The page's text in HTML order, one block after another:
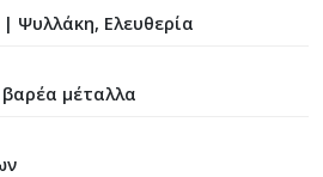
| Ψυλλάκη, Ελευθερία
μέταλλα